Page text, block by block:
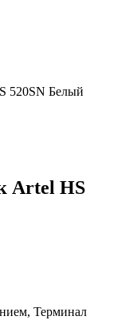
520SN Белый
Artel HS
Терминал